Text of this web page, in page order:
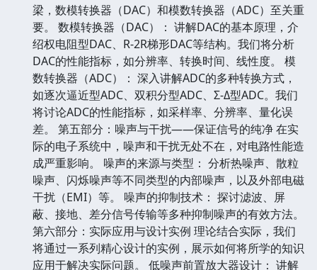
梁，数模转换器（DAC）和模数转换器（ADC）至关重
要。 数模转换器（DAC）： 讲解DAC的基本原理，介
绍权电阻型DAC、R-2R梯形DAC等结构。我们将分析
DAC的性能指标，如分辨率、转换时间、线性度。 模
数转换器（ADC）： 深入讲解ADC的多种转换方式，
如逐次逼近型ADC、双积分型ADC、Σ-Δ型ADC。我们
将讨论ADC的性能指标，如采样率、分辨率、量化误
差。 第五部分：噪声与干扰——保证信号的纯净 在实
际的电子系统中，噪声和干扰无处不在，对电路性能造
成严重影响。 噪声的来源与类型： 分析热噪声、散粒
噪声、闪烁噪声等不同类型的内部噪声，以及外部电磁
干扰（EMI）等。 噪声的抑制技术： 探讨滤波、屏
蔽、接地、差分信号传输等多种抑制噪声的有效方法。
第六部分：实际应用与设计实例 理论结合实际，我们
将通过一系列精心设计的实例，展示如何将所学的知识
应用于解决实际问题。 低噪声前置放大器设计： 讲解